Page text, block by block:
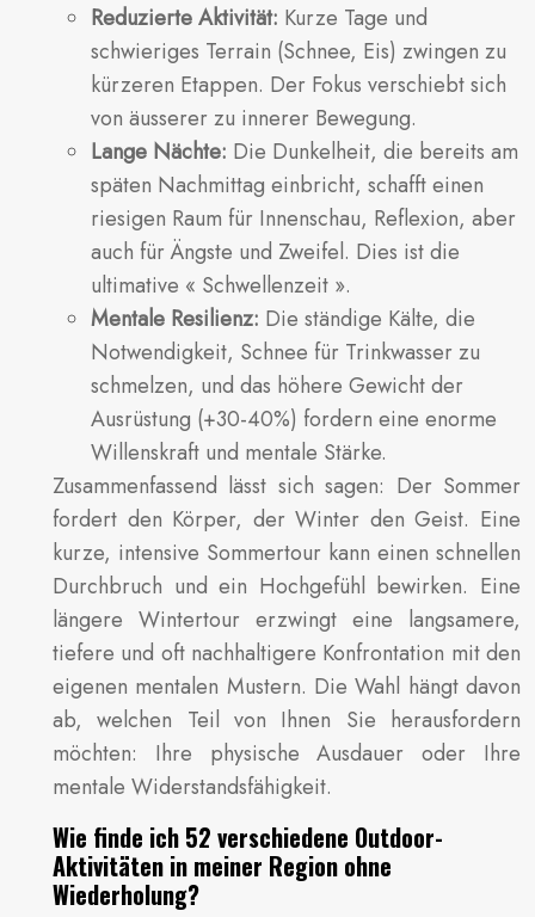
Reduzierte Aktivität: Kurze Tage und
schwieriges Terrain (Schnee, Eis) zwingen zu
kürzeren Etappen. Der Fokus verschiebt sich
von äusserer zu innerer Bewegung.
Lange Nächte: Die Dunkelheit, die bereits am
späten Nachmittag einbricht, schafft einen
riesigen Raum für Innenschau, Reflexion, aber
auch für Ängste und Zweifel. Dies ist die
ultimative « Schwellenzeit ».
Mentale Resilienz: Die ständige Kälte, die
Notwendigkeit, Schnee für Trinkwasser zu
schmelzen, und das höhere Gewicht der
Ausrüstung (+30-40%) fordern eine enorme
Willenskraft und mentale Stärke.
Zusammenfassend lässt sich sagen: Der Sommer
fordert den Körper, der Winter den Geist. Eine
kurze, intensive Sommertour kann einen schnellen
Durchbruch und ein Hochgefühl bewirken. Eine
längere Wintertour erzwingt eine langsamere,
tiefere und oft nachhaltigere Konfrontation mit den
eigenen mentalen Mustern. Die Wahl hängt davon
ab, welchen Teil von Ihnen Sie herausfordern
möchten: Ihre physische Ausdauer oder Ihre
mentale Widerstandsfähigkeit.
Wie finde ich 52 verschiedene Outdoor-
Aktivitäten in meiner Region ohne
Wiederholung?